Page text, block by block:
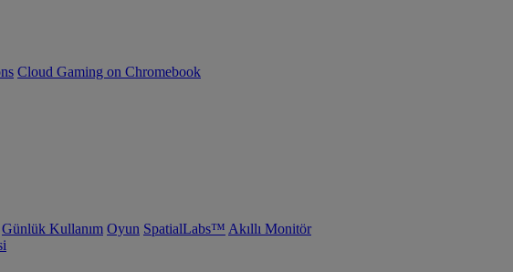
Cloud Gaming on Chromebook
Günlük Kullanım Oyun SpatialLabs™ Akıllı Monitör